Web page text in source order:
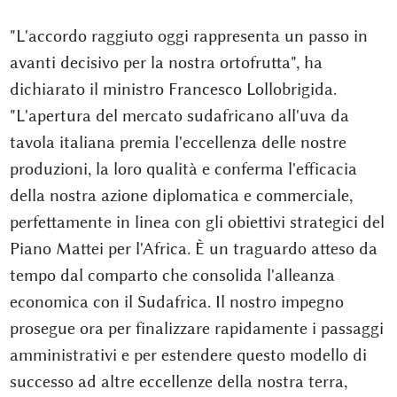
"L'accordo raggiuto oggi rappresenta un passo in
avanti decisivo per la nostra ortofrutta", ha
dichiarato il ministro Francesco Lollobrigida.
"L'apertura del mercato sudafricano all'uva da
tavola italiana premia l'eccellenza delle nostre
produzioni, la loro qualità e conferma l'efficacia
della nostra azione diplomatica e commerciale,
perfettamente in linea con gli obiettivi strategici del
Piano Mattei per l'Africa. È un traguardo atteso da
tempo dal comparto che consolida l'alleanza
economica con il Sudafrica. Il nostro impegno
prosegue ora per finalizzare rapidamente i passaggi
amministrativi e per estendere questo modello di
successo ad altre eccellenze della nostra terra,